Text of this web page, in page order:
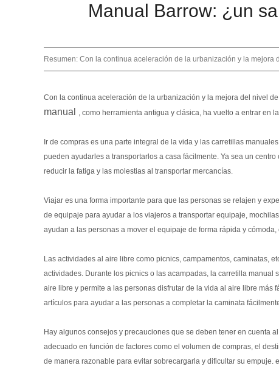
Manual Barrow: ¿un
Resumen: Con la continua aceleración de la urbanización y la mejora
Con la continua aceleración de la urbanización y la mejora del nivel
manual
, como herramienta antigua y clásica, ha vuelto a entrar en
Ir de compras es una parte integral de la vida y las carretillas
pueden ayudarles a transportarlos a casa fácilmente. Ya sea un
reducir la fatiga y las molestias al transportar mercancías.
Viajar es una forma importante para que las personas se relajen y
de equipaje para ayudar a los viajeros a transportar equipaje,
ayudan a las personas a mover el equipaje de forma rápida y
Las actividades al aire libre como picnics, campamentos, caminatas,
actividades. Durante los picnics o las acampadas, la carretilla
aire libre y permite a las personas disfrutar de la vida al aire libre
artículos para ayudar a las personas a completar la caminata
Hay algunos consejos y precauciones que se deben tener en cuenta
adecuado en función de factores como el volumen de compras, el
de manera razonable para evitar sobrecargarla y dificultar su